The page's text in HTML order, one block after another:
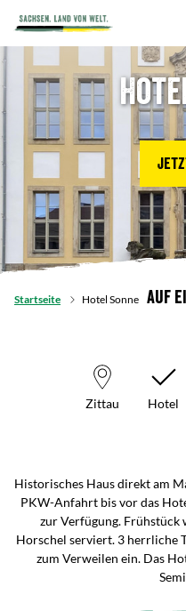
Startseite Hotel Sonne Auf
Zittau Hotel
Historisches Haus direkt am
PKW-Anfahrt bis vor das
zur Verfügung. Frühstück
Horschel serviert. 3 herrliche
zum Verweilen ein. Das